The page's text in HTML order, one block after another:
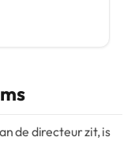
de directeur zit, is